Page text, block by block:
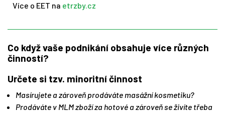
Více o EET na etrzby.cz
Co když vaše podnikání obsahuje více různých
činností?
Určete si tzv. minoritní činnost
Masírujete a zároveň prodáváte masážní kosmetiku?
Prodáváte v MLM zboží za hotové a zároveň se živíte třeba